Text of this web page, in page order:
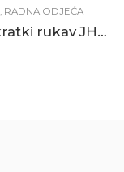
, RADNA ODJEĆA
Majica polo kratki rukav JHK royal plava